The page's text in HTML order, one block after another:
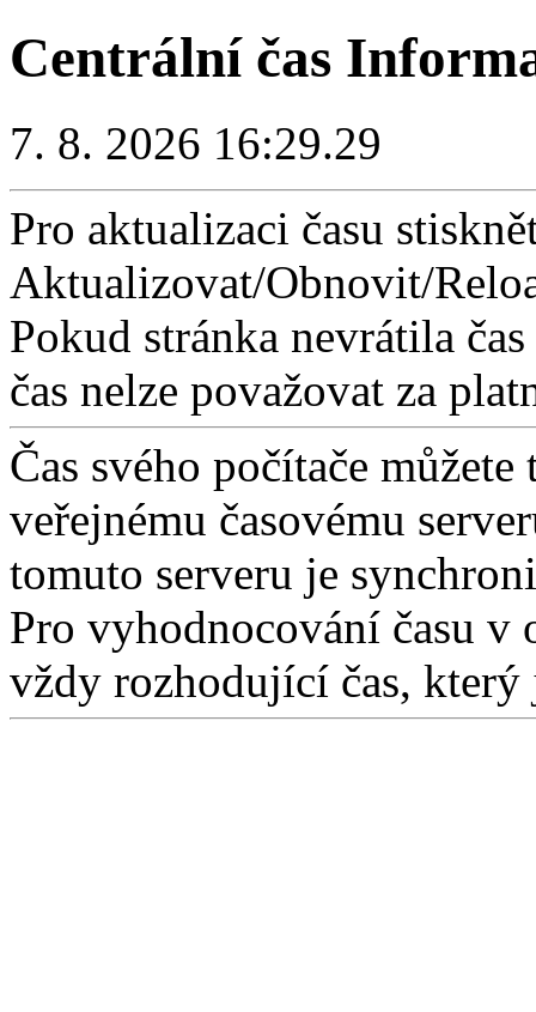
Centrální čas
7. 8. 2026 16:29.29
Pro aktualizaci času
Aktualizovat/Obnovit/
Pokud stránka nevrátila
čas nelze považovat za
Čas svého počítače
veřejnému časovému
tomuto serveru je
Pro vyhodnocování času v
vždy rozhodující čas, který